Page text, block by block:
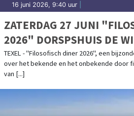
16 juni 2026, 9:40 uur
ZATERDAG 27 JUNI
2026" DORSPSHUIS DE
WAAL OP TEXEL
TEXEL - "Filosofisch diner 2026", een
over het bekende en het onbekende door
van [...]